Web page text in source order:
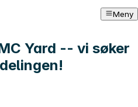
Meny
Yard -- vi søker